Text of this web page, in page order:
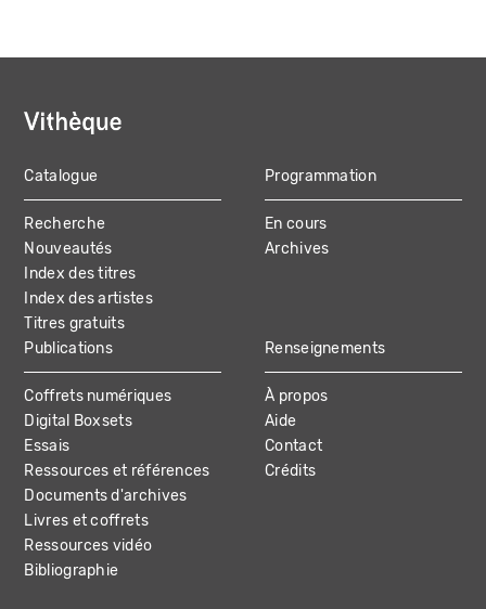
MAIN
NAVIGATION
Catalogue
Recherche
Nouveautés
Index des titres
Index des artistes
Titres gratuits
Programmation
En cours
Archives
Publications
Coffrets numériques
Digital Boxsets
Essais
Ressources et références
Documents d'archives
Livres et coffrets
Ressources vidéo
Bibliographie
Renseignements
À propos
Aide
Contact
Crédits